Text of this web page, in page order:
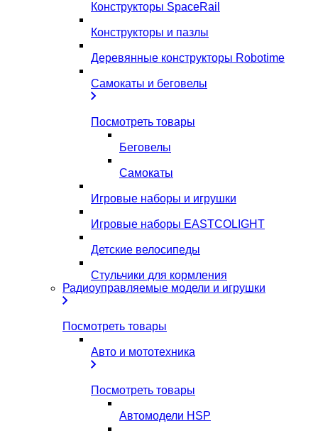
Конструкторы SpaceRail
Конструкторы и пазлы
Деревянные конструкторы Robotime
Самокаты и беговелы
Посмотреть товары
Беговелы
Самокаты
Игровые наборы и игрушки
Игровые наборы EASTCOLIGHT
Детские велосипеды
Стульчики для кормления
Радиоуправляемые модели и игрушки
Посмотреть товары
Авто и мототехника
Посмотреть товары
Автомодели HSP